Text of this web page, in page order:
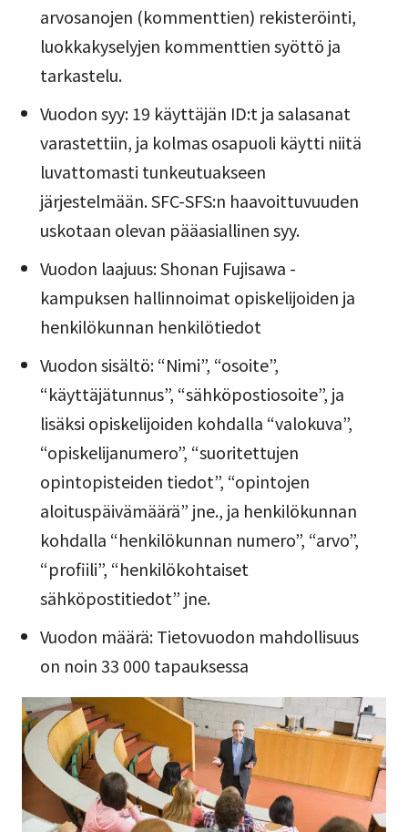
arvosanojen (kommenttien) rekisteröinti,
luokkakyselyjen kommenttien syöttö ja
tarkastelu.
Vuodon syy: 19 käyttäjän ID:t ja salasanat
varastettiin, ja kolmas osapuoli käytti niitä
luvattomasti tunkeutuakseen
järjestelmään. SFC-SFS:n haavoittuvuuden
uskotaan olevan pääasiallinen syy.
Vuodon laajuus: Shonan Fujisawa -
kampuksen hallinnoimat opiskelijoiden ja
henkilökunnan henkilötiedot
Vuodon sisältö: “Nimi”, “osoite”,
“käyttäjätunnus”, “sähköpostiosoite”, ja
lisäksi opiskelijoiden kohdalla “valokuva”,
“opiskelijanumero”, “suoritettujen
opintopisteiden tiedot”, “opintojen
aloituspäivämäärä” jne., ja henkilökunnan
kohdalla “henkilökunnan numero”, “arvo”,
“profiili”, “henkilökohtaiset
sähköpostitiedot” jne.
Vuodon määrä: Tietovuodon mahdollisuus
on noin 33 000 tapauksessa